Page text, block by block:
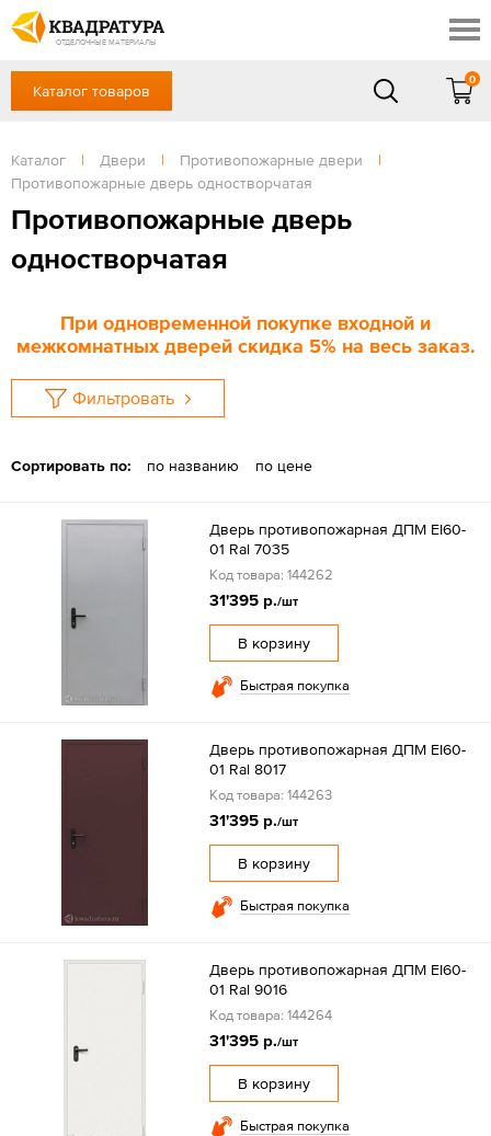
ОТДЕЛОЧНЫЕ МАТЕРИАЛЫ
Скидки
Акции
Готовые решения
Доставка и оплата
Отзывы
+7 (863) 309-13-16
Сб, Вс — выходной
ЗАКАЗАТЬ ЗВОНОК
Вход / Регистрация
Каталог товаров
0
Каталог | Двери | Противопожарные двери
|
Противопожарные дверь одностворчатая
Противопожарные дверь
одностворчатая
При одновременной покупке входной и
межкомнатных дверей скидка 5% на весь заказ.
Фильтровать
Сортировать по: по названию по цене
Дверь противопожарная ДПМ EI60-
01 Ral 7035
Код товара: 144262
31'395 р./шт
В корзину
Быстрая покупка
Дверь противопожарная ДПМ EI60-
01 Ral 8017
Код товара: 144263
31'395 р./шт
В корзину
Быстрая покупка
Дверь противопожарная ДПМ EI60-
01 Ral 9016
Код товара: 144264
31'395 р./шт
В корзину
Быстрая покупка